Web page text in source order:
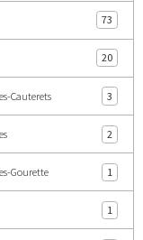
73
20
Cauterets 3
2
Gourette 1
1